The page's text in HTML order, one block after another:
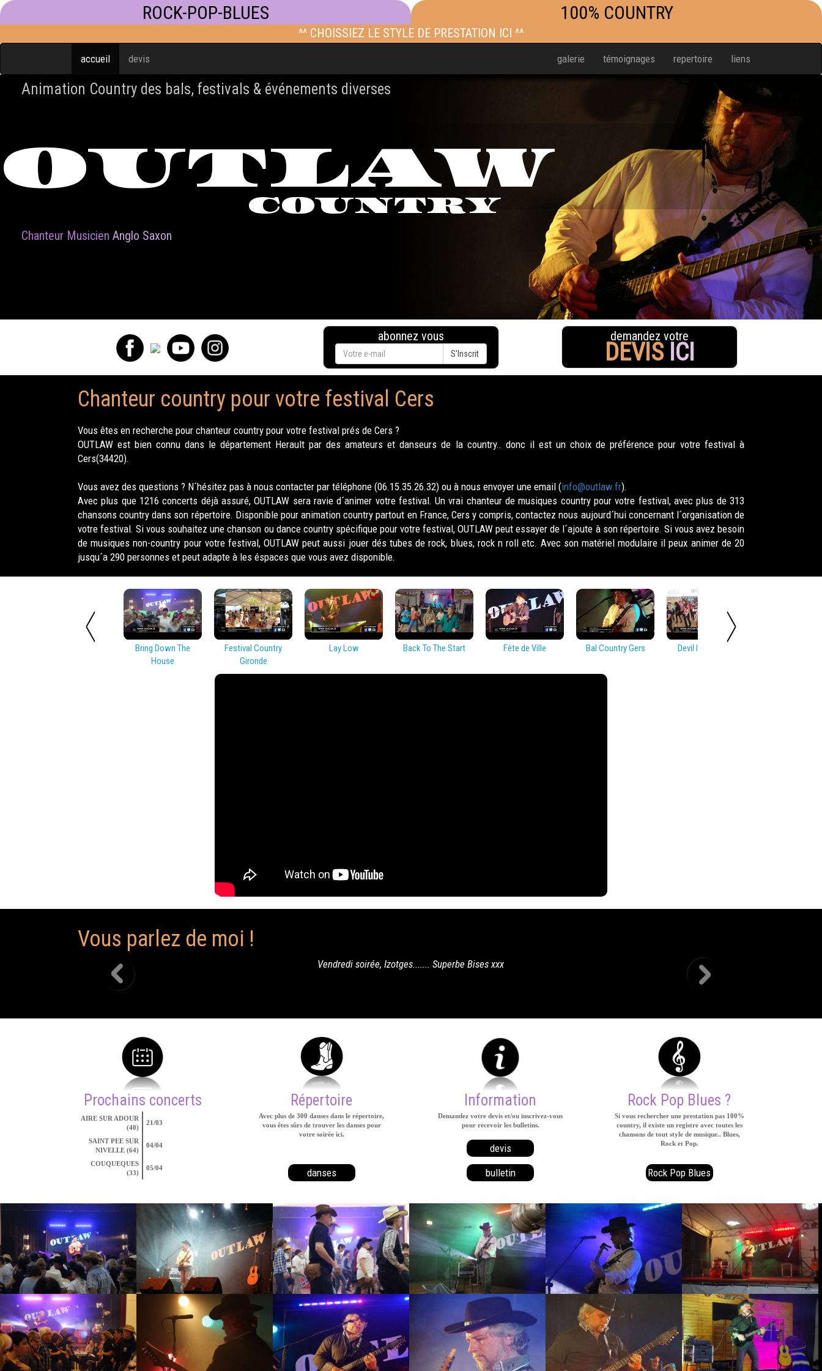
ROCK-POP-BLUES 100% COUNTRY
^^ CHOISSIEZ LE STYLE DE PRESTATION ICI ^^
accueil devis galerie témoignages repertoire liens
Animation Country des bals, festivals & événements diverses
OUTLAW
COUNTRY
Chanteur Musicien Anglo Saxon
abonnez vous
S'Inscrit
demandez votre
DEVIS ICI
Chanteur country pour votre festival Cers
Vous êtes en recherche pour chanteur country pour votre festival prés de Cers ?
OUTLAW est bien connu dans le département Herault par des amateurs et danseurs de la country.. donc il est un choix de préférence pour votre festival à
Cers(34420).
Vous avez des questions ? N´hésitez pas à nous contacter par téléphone (06.15.35.26.32) ou à nous envoyer une email (info@outlaw.fr).
Avec plus que 1216 concerts déjà assuré, OUTLAW sera ravie d´animer votre festival. Un vrai chanteur de musiques country pour votre festival, avec plus de 313
chansons country dans son répertoire. Disponible pour animation country partout en France, Cers y compris, contactez nous aujourd´hui concernant l´organisation de
votre festival. Si vous souhaitez une chanson ou dance country spécifique pour votre festival, OUTLAW peut essayer de l´ajoute à son répertoire. Si vous avez besoin
de musiques non-country pour votre festival, OUTLAW peut aussi jouer dés tubes de rock, blues, rock n roll etc. Avec son matériel modulaire il peux animer de 20
jusqu´a 290 personnes et peut adapte à les éspaces que vous avez disponible.
Bring Down The
House
Festival Country
Gironde
Lay Low Back To The Start Fête de Ville Bal Country Gers Devil In Disguise
Vous parlez de moi !
Vendredi soirée, Izotges....... Superbe Bises xxx
Prochains concerts
AIRE SUR ADOUR
(40)
21/03
SAINT PEE SUR
NIVELLE (64)
04/04
COUQUEQUES
(33)
05/04
Répertoire
Avec plus de 300 danses dans le répertoire,
vous êtes sûrs de trouver les danses pour
votre soirée ici.
danses
Information
Demandez votre devis et/ou inscrivez-vous
pour recevoir les bulletins.
devis
bulletin
Rock Pop Blues ?
Si vous rechercher une prestation pas 100%
country, il existe un registre avec toutes les
chansons de tout style de musique.. Blues,
Rock et Pop.
Rock Pop Blues